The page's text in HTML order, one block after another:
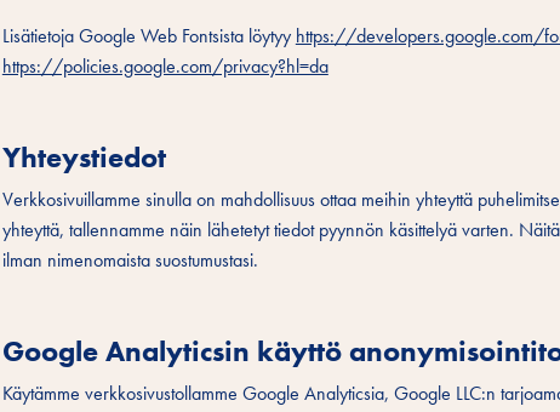
Lisätietoja Google Web Fontsista löytyy https://developers.google.com/
https://policies.google.com/privacy?hl=da
Yhteystiedot
Verkkosivuillamme sinulla on mahdollisuus ottaa meihin yhteyttä
yhteyttä, tallennamme näin lähetetyt tiedot pyynnön käsittelyä varten.
ilman nimenomaista suostumustasi.
Google Analyticsin käyttö
Käytämme verkkosivustollamme Google Analyticsia, Google LLC:n